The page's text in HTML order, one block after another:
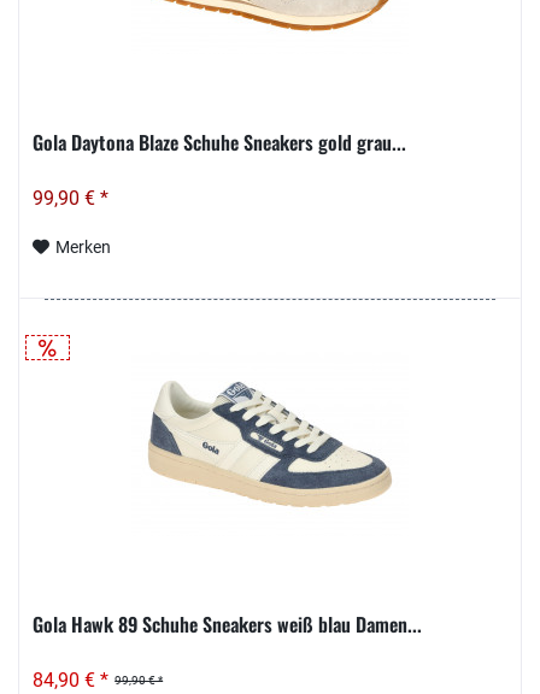
Gola Daytona Blaze Schuhe Sneakers gold grau...
99,90 € *
Merken
Gola Hawk 89 Schuhe Sneakers weiß blau Damen...
99,90 € *
84,90 € *